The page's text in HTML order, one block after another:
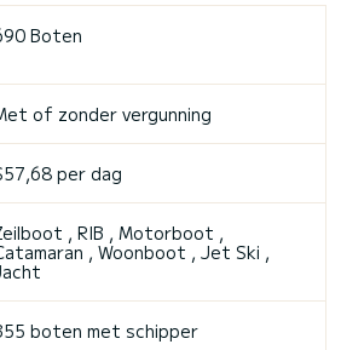
Boten
of zonder vergunning
per dag
, RIB , Motorboot ,
, Woonboot , Jet Ski ,
boten met schipper